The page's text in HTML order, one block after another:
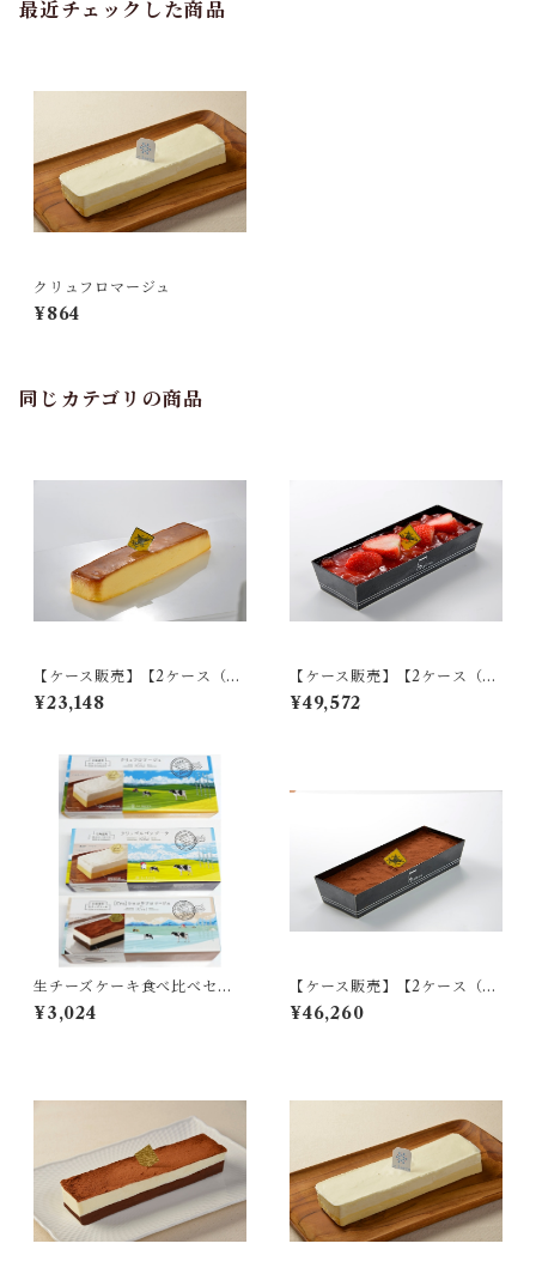
最近チェックした商品
クリュフロマージュ
¥864
同じカテゴリの商品
【ケース販売】【2ケース（計
36個入り）】バニラカタラー
ナ＆プリン
¥23,148
【ケース販売】【2ケース（計
36個入り）】いちごのフロマ
ージュ premium
¥49,572
生チーズケーキ食べ比べセッ
ト
¥3,024
【ケース販売】【2ケース（計
36個入り）】ショコラフロマ
ージュ premium
¥46,260